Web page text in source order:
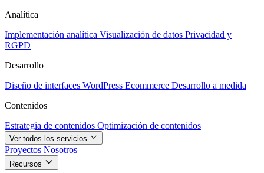
Analítica
Implementación analítica Visualización de datos Privacidad y
RGPD
Desarrollo
Diseño de interfaces WordPress Ecommerce Desarrollo a medida
Contenidos
Estrategia de contenidos Optimización de contenidos
Ver todos los servicios
Proyectos Nosotros
Recursos